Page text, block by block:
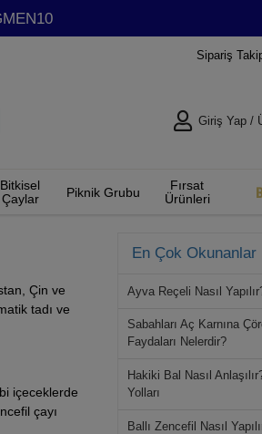
Sipariş
Giriş Yap /
Bitkisel
Çaylar
Piknik Grubu
Fırsat
Ürünleri
Çin ve
tadı ve
içeceklerde
çayı
En Çok Okunanlar
Ayva Reçeli Nasıl
Sabahları Aç Karnına
Faydaları Nelerdir?
Hakiki Bal Nasıl
Yolları
Ballı Zencefil Nasıl